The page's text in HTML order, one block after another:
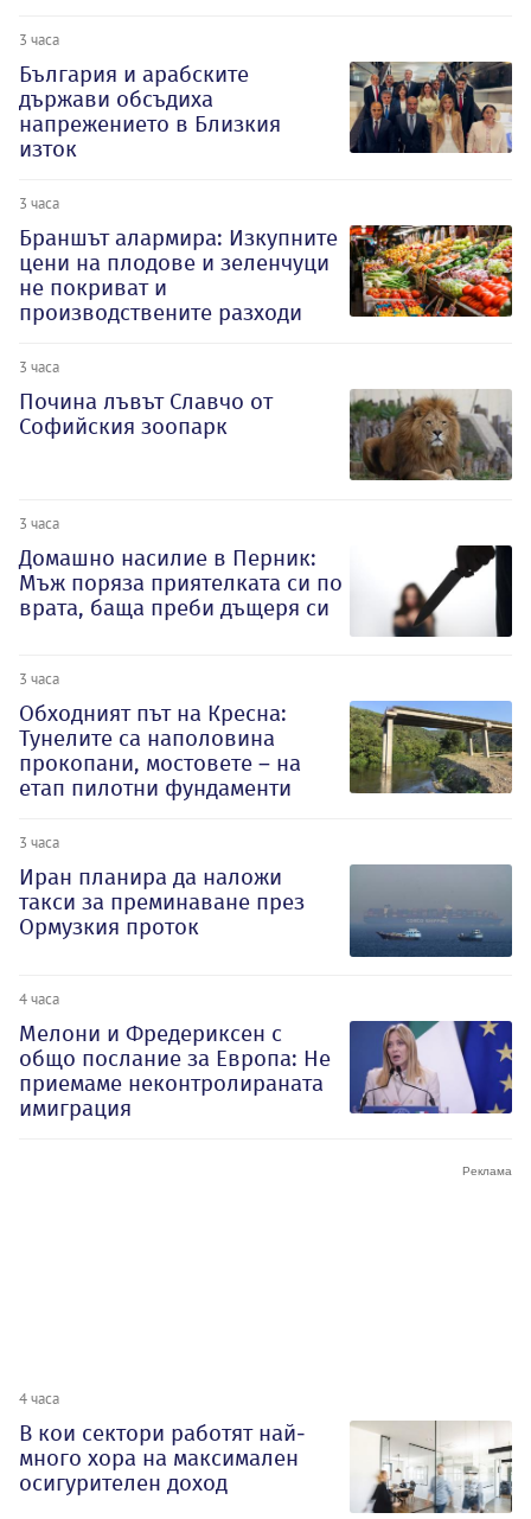
3 часа
България и арабските
държави обсъдиха
напрежението в Близкия
изток
3 часа
Браншът алармира: Изкупните
цени на плодове и зеленчуци
не покриват и
производствените разходи
3 часа
Почина лъвът Славчо от
Софийския зоопарк
3 часа
Домашно насилие в Перник:
Мъж поряза приятелката си по
врата, баща преби дъщеря си
3 часа
Обходният път на Кресна:
Тунелите са наполовина
прокопани, мостовете – на
етап пилотни фундаменти
3 часа
Иран планира да наложи
такси за преминаване през
Ормузкия проток
4 часа
Мелони и Фредериксен с
общо послание за Европа: Не
приемаме неконтролираната
имиграция
4 часа
В кои сектори работят най-
много хора на максимален
осигурителен доход